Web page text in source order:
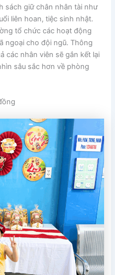
sách giữ chân nhân tài như
liên hoan, tiệc sinh nhật.
tổ chức các hoạt động
ngoại cho đội ngũ. Thông
các nhân viên sẽ gắn kết lại
sâu sắc hơn về phòng